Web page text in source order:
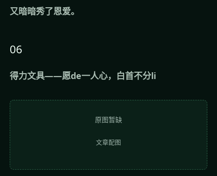
又暗暗秀了恩爱。
06
得力文具——愿de一人心，白首不分li
原图暂缺
文章配图